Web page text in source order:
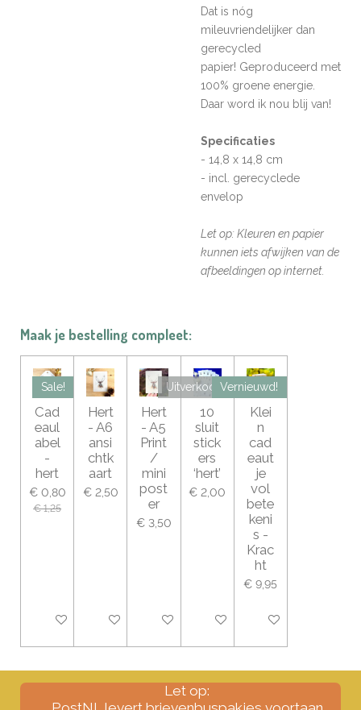
Dat is nóg
mileuvriendelijker dan
gerecycled
papier! Geproduceerd met
100% groene energie.
Daar word ik nou blij van!
Specificaties
- 14,8 x 14,8 cm
- incl. gerecyclede
envelop
Let op: Kleuren en papier
kunnen iets afwijken van de
afbeeldingen op internet.
Maak je bestelling compleet:
Sale!
Cad
eaul
abel
-
hert
€ 0,80
€ 1,25
Bekijk details
Hert
- A6
ansi
chtk
aart
€ 2,50
In winkelwagen
Hert
- A5
Print
/
mini
post
er
€ 3,50
In winkelwagen
Uitverkocht
10
sluit
stick
ers
‘hert’
€ 2,00
Houd mij op de hoogte
Vernieuwd!
Klei
n
cad
eaut
je
vol
bete
keni
s -
Krac
ht
€ 9,95
In winkelwagen
Let op: